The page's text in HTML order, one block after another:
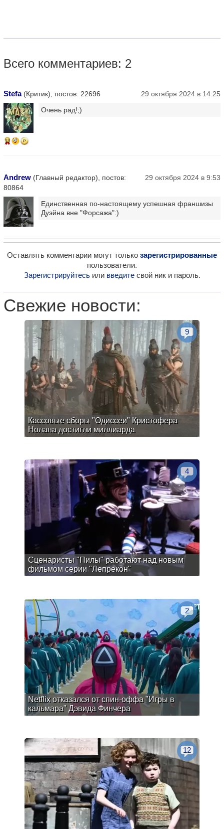
Всего комментариев: 2
Stefa(Критик), постов: 22696 29 октября 2024 в 14:25
13
Очень рад!;)
Andrew (Главный редактор), постов:
80864
29 октября 2024 в 9:53
Единственная по-настоящему успешная франшизы
Дуэйна вне "Форсажа":)
Оставлять комментарии могут только зарегистрированные
пользователи.
Зарегистрируйтесьили введитесвой ник и пароль.
Свежие новости:
Кассовые сборы "Одиссеи" Кристофера
Нолана достигли миллиарда
9
Сценаристы "Пилы" работают над новым
фильмом серии "Лепрекон"
4
Netflix отказался от спин-оффа "Игры в
кальмара" Дэвида Финчера
2
12